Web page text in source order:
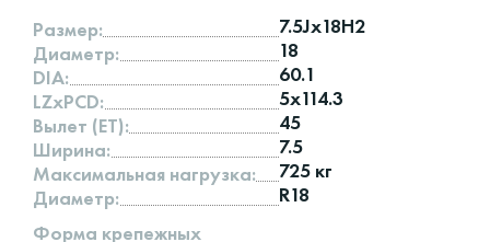
Размер:
7.5Jx18H2
Диаметр:
18
DIA:
60.1
LZxPCD:
5x114.3
Вылет (ET):
45
Ширина:
7.5
Максимальная нагрузка:
725 кг
Диаметр:
R18
Форма крепежных